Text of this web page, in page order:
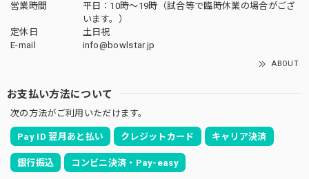
営業時間
平日：10時～19時（試合等で臨時休業の場合がござ
います。）
定休日
土日祝
E-mail
info@bowlstar.jp
ABOUT
お支払い方法について
次の方法がご利用いただけます。
Pay ID 翌月あと払い クレジットカード キャリア決済
銀行振込 コンビニ決済・Pay-easy